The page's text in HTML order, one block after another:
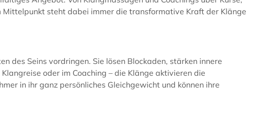
steht dabei immer die transformative Kraft der Klänge
des Seins vordringen. Sie lösen Blockaden, stärken innere
oder im Coaching – die Klänge aktivieren die
in ihr ganz persönliches Gleichgewicht und können ihre